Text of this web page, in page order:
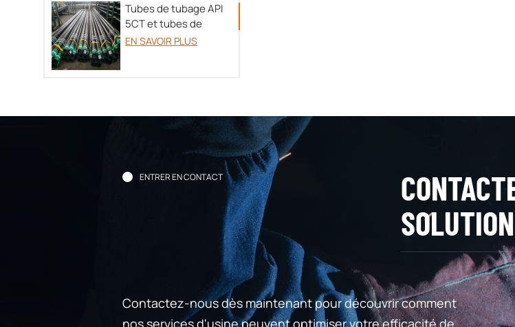
Tubes de tubage API
5CT et tubes de
tubage OCTG
EN SAVOIR PLUS
ENTRER EN CONTACT
Contactez-nous dès maintenant pour découvrir comment
nos services d'usine peuvent optimiser votre efficacité de